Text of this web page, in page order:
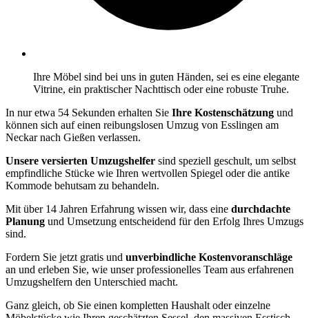
Ihre Möbel sind bei uns in guten Händen, sei es eine elegante
Vitrine, ein praktischer Nachttisch oder eine robuste Truhe.
In nur etwa 54 Sekunden erhalten Sie Ihre Kostenschätzung und
können sich auf einen reibungslosen Umzug von Esslingen am
Neckar nach Gießen verlassen.
Unsere versierten Umzugshelfer sind speziell geschult, um selbst
empfindliche Stücke wie Ihren wertvollen Spiegel oder die antike
Kommode behutsam zu behandeln.
Mit über 14 Jahren Erfahrung wissen wir, dass eine durchdachte
Planung und Umsetzung entscheidend für den Erfolg Ihres Umzugs
sind.
Fordern Sie jetzt gratis und unverbindliche Kostenvoranschläge
an und erleben Sie, wie unser professionelles Team aus erfahrenen
Umzugshelfern den Unterschied macht.
Ganz gleich, ob Sie einen kompletten Haushalt oder einzelne